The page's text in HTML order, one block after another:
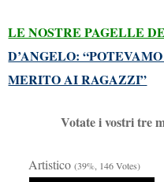
LE NOSTRE PAGELLE
D’ANGELO:
MERITO AI RAGAZZI”
Votate i vostri tre
Artistico(39%, 146 Votes)